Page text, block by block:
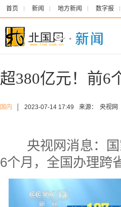
首页 新闻 地方新闻 数字报
超380亿元！前6
国内 2023-07-14 17:49 来源： 央视网
央视网消息：国
6个月，全国办理跨